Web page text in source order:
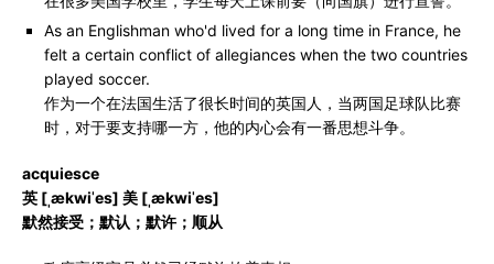
As an Englishman who'd lived for a long time in France, he
felt a certain conflict of allegiances when the two countries
played soccer.
作为一个在法国生活了很长时间的英国人，当两国足球队比赛
时，对于要支持哪一方，他的内心会有一番思想斗争。
acquiesce
英 [ˌækwiˈes] 美 [ˌækwiˈes]
默然接受；默认；默许；顺从